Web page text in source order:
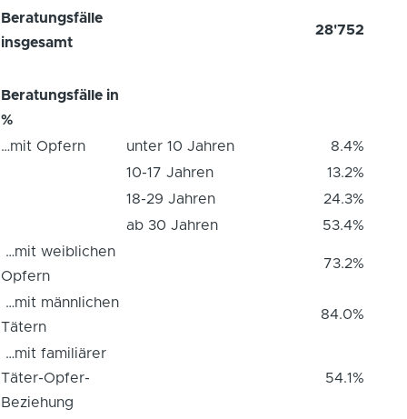
Beratungsfälle
insgesamt
28'752
Beratungsfälle in
%
…mit Opfern
unter 10 Jahren
8.4%
10-17 Jahren
13.2%
18-29 Jahren
24.3%
ab 30 Jahren
53.4%
…mit weiblichen
Opfern
73.2%
…mit männlichen
Tätern
84.0%
…mit familiärer
Täter-Opfer-
Beziehung
54.1%